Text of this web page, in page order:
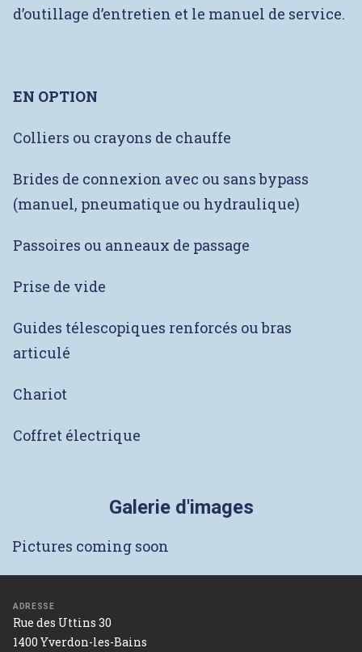
d’outillage d’entretien et le manuel de service.
EN OPTION
Colliers ou crayons de chauffe
Brides de connexion avec ou sans bypass
(manuel, pneumatique ou hydraulique)
Passoires ou anneaux de passage
Prise de vide
Guides télescopiques renforcés ou bras
articulé
Chariot
Coffret électrique
Galerie d'images
Pictures coming soon
ADRESSE
Rue des Uttins 30
1400 Yverdon-les-Bains